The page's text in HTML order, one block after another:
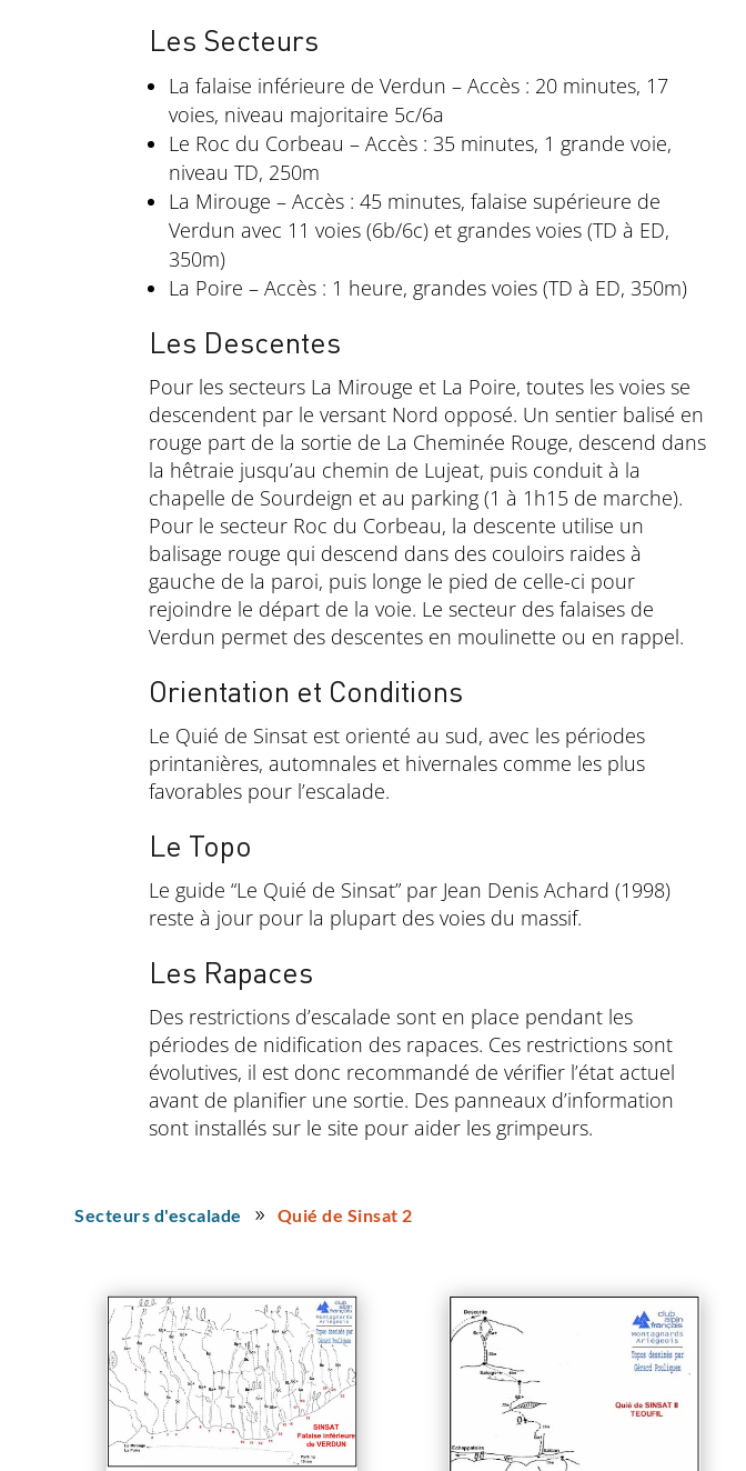
Les Secteurs
La falaise inférieure de Verdun – Accès : 20 minutes, 17
voies, niveau majoritaire 5c/6a
Le Roc du Corbeau – Accès : 35 minutes, 1 grande voie,
niveau TD, 250m
La Mirouge – Accès : 45 minutes, falaise supérieure de
Verdun avec 11 voies (6b/6c) et grandes voies (TD à ED,
350m)
La Poire – Accès : 1 heure, grandes voies (TD à ED, 350m)
Les Descentes
Pour les secteurs La Mirouge et La Poire, toutes les voies se
descendent par le versant Nord opposé. Un sentier balisé en
rouge part de la sortie de La Cheminée Rouge, descend dans
la hêtraie jusqu’au chemin de Lujeat, puis conduit à la
chapelle de Sourdeign et au parking (1 à 1h15 de marche).
Pour le secteur Roc du Corbeau, la descente utilise un
balisage rouge qui descend dans des couloirs raides à
gauche de la paroi, puis longe le pied de celle-ci pour
rejoindre le départ de la voie. Le secteur des falaises de
Verdun permet des descentes en moulinette ou en rappel.
Orientation et Conditions
Le Quié de Sinsat est orienté au sud, avec les périodes
printanières, automnales et hivernales comme les plus
favorables pour l’escalade.
Le Topo
Le guide “Le Quié de Sinsat” par Jean Denis Achard (1998)
reste à jour pour la plupart des voies du massif.
Les Rapaces
Des restrictions d’escalade sont en place pendant les
périodes de nidification des rapaces. Ces restrictions sont
évolutives, il est donc recommandé de vérifier l’état actuel
avant de planifier une sortie. Des panneaux d’information
sont installés sur le site pour aider les grimpeurs.
Secteurs d'escalade 9 Quié de Sinsat 2